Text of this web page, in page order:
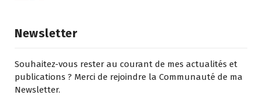
Newsletter
Souhaitez-vous rester au courant de mes actualités et
publications ? Merci de rejoindre la Communauté de ma
Newsletter.